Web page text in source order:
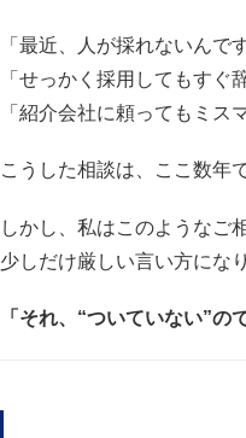
「最近、人が採れないんです
「せっかく採用してもすぐ
「紹介会社に頼ってもミス
こうした相談は、ここ数年
しかし、私はこのようなご
少しだけ厳しい言い方にな
「それ、“ついていない”の